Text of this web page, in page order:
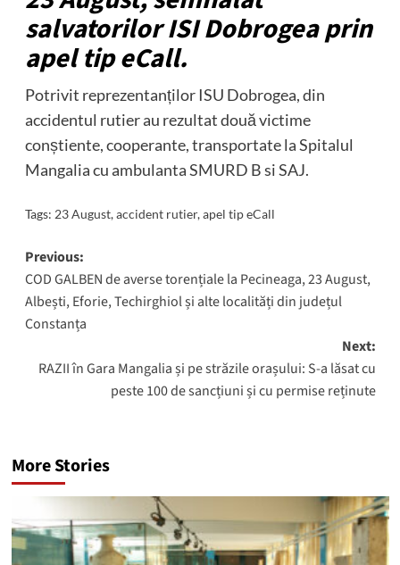
salvatorilor ISI Dobrogea prin
apel tip eCall.
Potrivit reprezentanților ISU Dobrogea, din
accidentul rutier au rezultat două victime
conștiente, cooperante, transportate la Spitalul
Mangalia cu ambulanta SMURD B si SAJ.
Tags: 23 August,accident rutier,apel tip eCall
Post
navigation
Previous:
COD GALBEN de averse torențiale la Pecineaga, 23 August,
Albești, Eforie, Techirghiol și alte localități din județul
Constanța
Next:
RAZII în Gara Mangalia și pe străzile orașului: S-a lăsat cu
peste 100 de sancțiuni și cu permise reținute
More Stories